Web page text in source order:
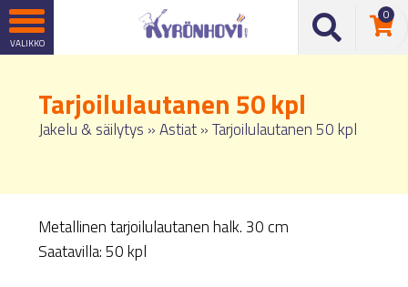
0
Tarjoilulautanen 50 kpl
Jakelu & säilytys »Astiat»Tarjoilulautanen 50 kpl
Metallinen tarjoilulautanen halk. 30 cm
Saatavilla: 50 kpl